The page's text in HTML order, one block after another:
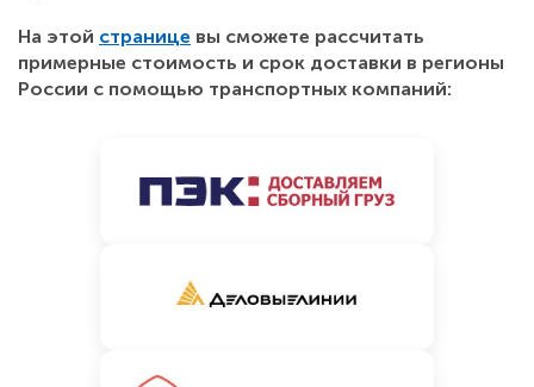
На этой странице вы сможете рассчитать
примерные стоимость и срок доставки в регионы
России с помощью транспортных компаний: